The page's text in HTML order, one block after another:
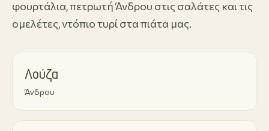
φουρτάλια, πετρωτή Άνδρου στις σαλάτες και τις
ομελέτες, ντόπιο τυρί στα πιάτα μας.
Λούζα
Άνδρου